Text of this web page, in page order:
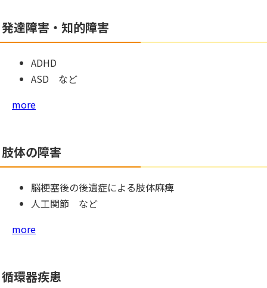
発達障害・知的障害
ADHD
ASD など
more
肢体の障害
脳梗塞後の後遺症による肢体麻痺
人工関節 など
more
循環器疾患